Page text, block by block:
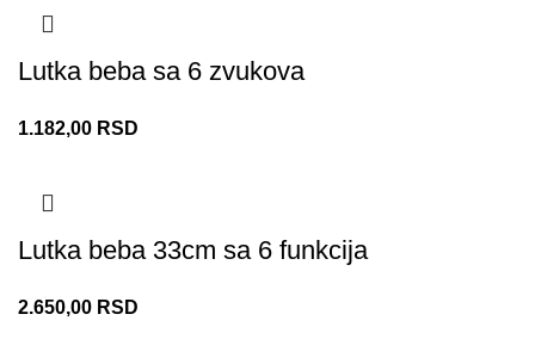
Lutka beba sa 6 zvukova
1.182,00 RSD
Lutka beba 33cm sa 6 funkcija
2.650,00 RSD